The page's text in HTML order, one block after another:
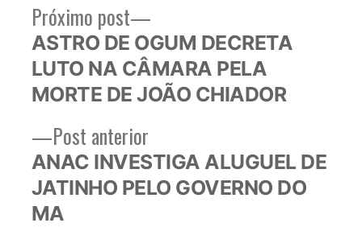
Navegação
de
Post
Post anteriorPost
anterior:
ANAC INVESTIGA ALUGUEL DE
JATINHO PELO GOVERNO DO
MA
Próximo post
Próximo
post:
ASTRO DE OGUM DECRETA
LUTO NA CÂMARA PELA
MORTE DE JOÃO CHIADOR